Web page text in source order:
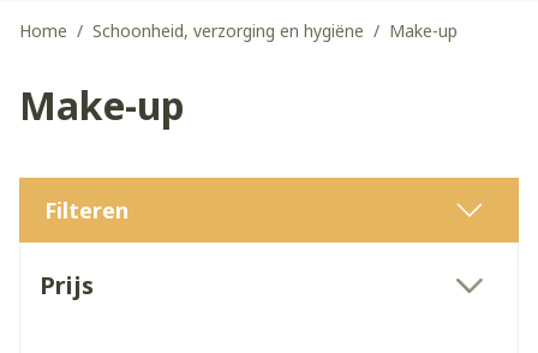
Home / Schoonheid, verzorging en hygiëne / Make-up
Make-up
Filteren
Prijs